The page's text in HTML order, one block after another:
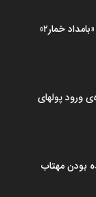
خمار۲»
ورود پولهای
بودن مهتاب